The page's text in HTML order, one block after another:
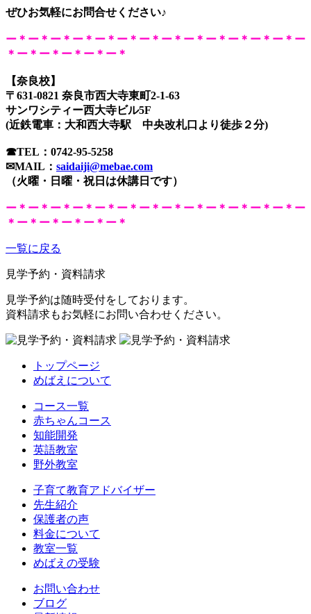
ぜひお気軽にお問合せください♪
ー＊ー＊ー＊ー＊ー＊ー＊ー＊ー＊ー＊ー＊ー＊ー＊ー＊ー
＊ー＊ー＊ー＊ー＊ー＊
【奈良校】
〒631-0821 奈良市西大寺東町2-1-63
サンワシティー西大寺ビル5F
(近鉄電車：大和西大寺駅 中央改札口より徒歩２分)
☎TEL： 0742-95-5258
✉MAIL： saidaiji@mebae.com
（火曜・日曜・祝日は休講日です）
ー＊ー＊ー＊ー＊ー＊ー＊ー＊ー＊ー＊ー＊ー＊ー＊ー＊ー
＊ー＊ー＊ー＊ー＊ー＊
一覧に戻る
見学予約・資料請求
見学予約は随時受付をしております。
資料請求もお気軽にお問い合わせください。
トップページ
めばえについて
コース一覧
赤ちゃんコース
知能開発
英語教室
野外教室
子育て教育アドバイザー
先生紹介
保護者の声
料金について
教室一覧
めばえの受験
お問い合わせ
ブログ